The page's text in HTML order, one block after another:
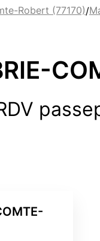
Robert (77170)/